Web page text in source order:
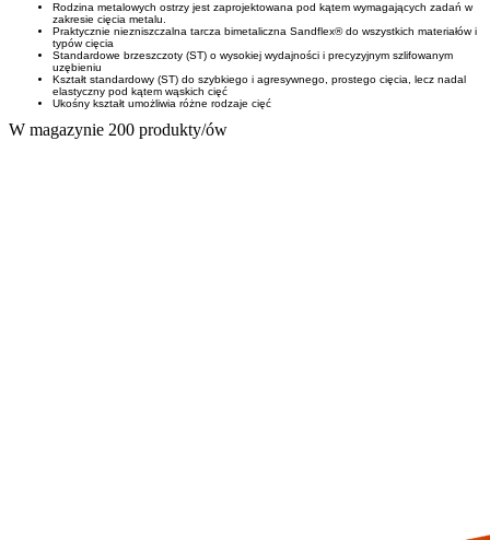
Rodzina metalowych ostrzy jest zaprojektowana pod kątem wymagających zadań w
zakresie cięcia metalu.
Praktycznie niezniszczalna tarcza bimetaliczna Sandflex® do wszystkich materiałów i
typów cięcia
Standardowe brzeszczoty (ST) o wysokiej wydajności i precyzyjnym szlifowanym
uzębieniu
Kształt standardowy (ST) do szybkiego i agresywnego, prostego cięcia, lecz nadal
elastyczny pod kątem wąskich cięć
Ukośny kształt umożliwia różne rodzaje cięć
W magazynie 200 produkty/ów